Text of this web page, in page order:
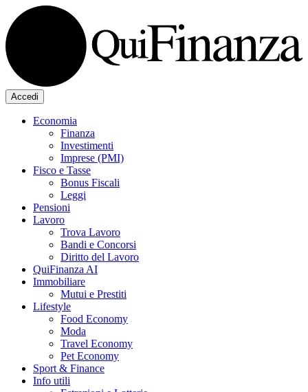
Accedi
Economia
Finanza
Investimenti
Imprese (PMI)
Fisco e Tasse
Bonus Fiscali
Leggi
Pensioni
Lavoro
Trova Lavoro
Bandi e Concorsi
Diritto del Lavoro
QuiFinanza AI
Immobiliare
Mutui e Prestiti
Lifestyle
Food Economy
Moda
Travel Economy
Pet Economy
Sport & Finance
Info utili